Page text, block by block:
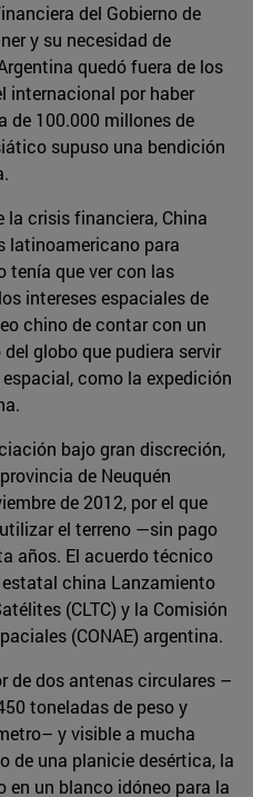
del Gobierno de
y su necesidad de
quedó fuera de los
internacional por haber
de 100.000 millones de
supuso una bendición
la crisis financiera, China
latinoamericano para
tenía que ver con las
intereses espaciales de
chino de contar con un
globo que pudiera servir
como la expedición
bajo gran discreción,
de Neuquén
de 2012, por el que
el terreno —sin pago
años. El acuerdo técnico
china Lanzamiento
(CLTC) y la Comisión
(CONAE) argentina.
de dos antenas circulares –
toneladas de peso y
y visible a mucha
de una planicie desértica, la
un blanco idóneo para la